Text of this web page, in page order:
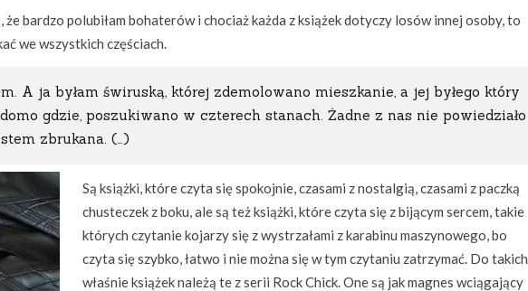
bardzo polubiłam bohaterów i chociaż każda z książek dotyczy losów innej osoby, to
we wszystkich częściach.
A ja byłam świruską, której zdemolowano mieszkanie, a jej byłego który
gdzie, poszukiwano w czterech stanach. Żadne z nas nie powiedziało
zbrukana. (…)
Są książki, które czyta się spokojnie, czasami z nostalgią, czasami z paczką
chusteczek z boku, ale są też książki, które czyta się z bijącym sercem, takie
których czytanie kojarzy się z wystrzałami z karabinu maszynowego, bo
czyta się szybko, łatwo i nie można się w tym czytaniu zatrzymać. Do takich
właśnie książek należą te z serii Rock Chick. One są jak magnes wciągający